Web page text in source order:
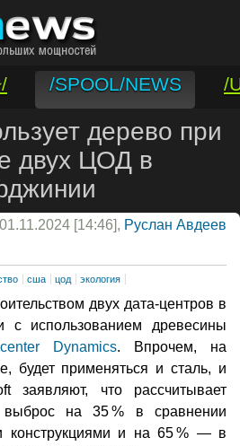
/SPOOL/NEWS
/
дерево при
двух ЦОД в
01.11.2024 [14:46], Руслан Авдеев
сша цод экология
двух дата-центров в
с использованием древесины
Dynamics. Впрочем, на
будет применяться и сталь, и
заявляют, что рассчитывает
выброс на 35 % в сравнении
конструкциями и на 65 % — в